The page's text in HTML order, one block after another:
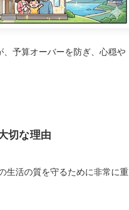
予算オーバーを防ぎ、心穏や
切な理由
生活の質を守るために非常に重